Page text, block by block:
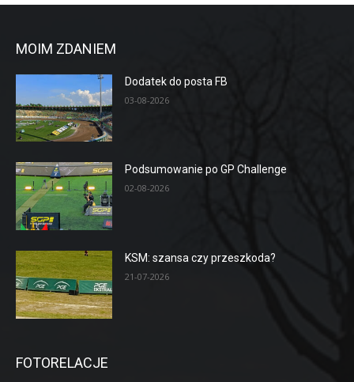
MOIM ZDANIEM
Dodatek do posta FB
03-08-2026
Podsumowanie po GP Challenge
02-08-2026
KSM: szansa czy przeszkoda?
21-07-2026
FOTORELACJE